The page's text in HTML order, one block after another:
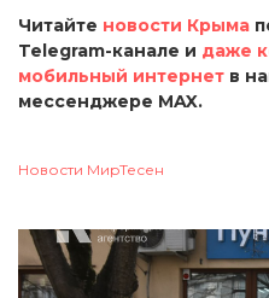
Читайте новости Крыма
Telegram-канале и даже
мобильный интернет в
мессенджере MAX.
Новости МирТесен